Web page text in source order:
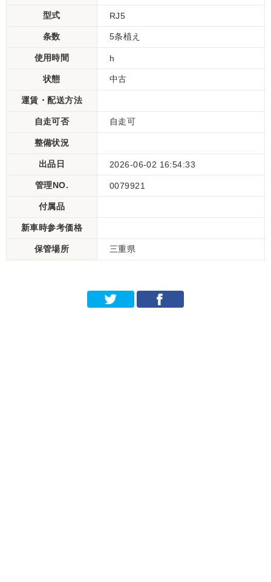
型式 RJ5
条数 5条植え
使用時間 h
状態 中古
運賃・配送方法
自走可否 自走可
整備状況
出品日 2026-06-02 16:54:33
管理NO. 0079921
付属品
新車時参考価格
保管場所 三重県